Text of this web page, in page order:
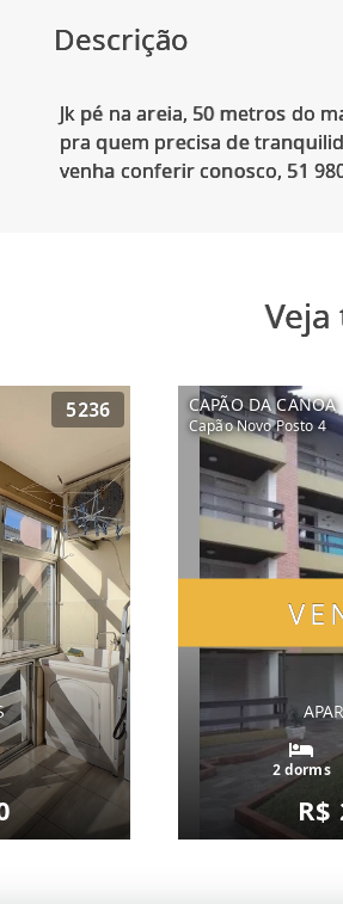
Descrição
Jk pé na areia, 50 metros do
pra quem precisa de
5236 CAPÃO DA CANOA
Capão Novo Posto 4
2 dorms
R$